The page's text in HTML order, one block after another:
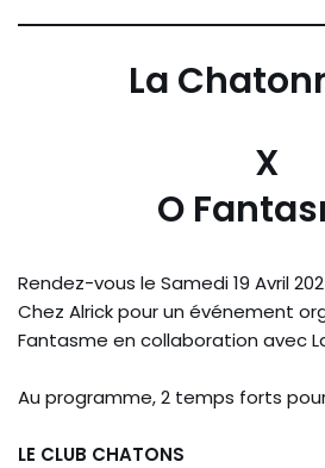
La
X
O
Rendez-vous le Samedi 19 Avril
Chez Alrick pour un événement
Fantasme en collaboration avec
Au programme, 2 temps forts
LE CLUB CHATONS